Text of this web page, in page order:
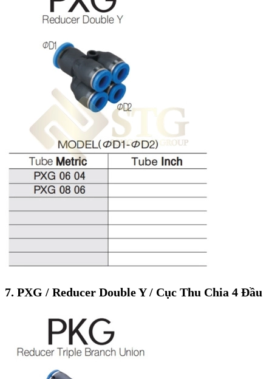
7. PXG / Reducer Double Y / Cục Thu Chia 4 Đầu